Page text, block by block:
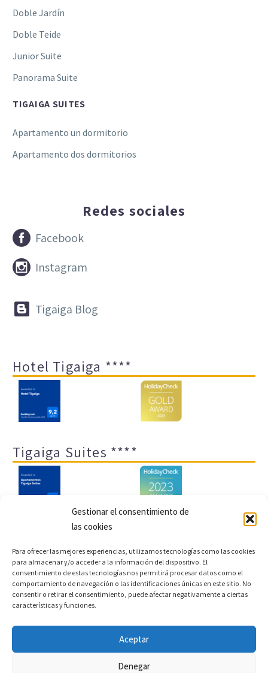
Gestionar el consentimiento de
las cookies
Para ofrecer las mejores experiencias, utilizamos tecnologías como las cookies
para almacenar y/o acceder a la información del dispositivo. El
consentimiento de estas tecnologías nos permitirá procesar datos como el
comportamiento de navegación o las identificaciones únicas en este sitio. No
consentir o retirar el consentimiento, puede afectar negativamente a ciertas
características y funciones.
Aceptar
Denegar
Doble Jardín
Doble Teide
Junior Suite
Panorama Suite
TIGAIGA SUITES
Apartamento un dormitorio
Apartamento dos dormitorios
Redes sociales

 Facebook

 Instagram

 Tigaiga Blog
Hotel Tigaiga ****
Tigaiga Suites ****
Aviso legal y política de privacidad
Transparencia
Cookies
Sitemap Política de cookies (UE)
Copyright © 2022 |Desarrollo web y motor de reservas
Conectatec